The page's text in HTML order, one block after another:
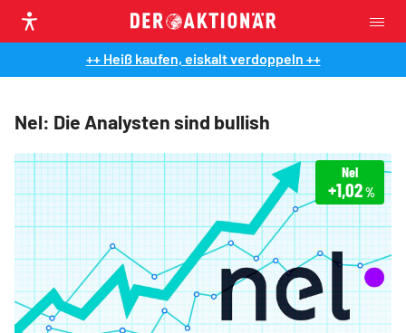
++ Heiß kaufen, eiskalt verdoppeln ++
Nel: Die Analysten sind bullish
Nel
+1,02%